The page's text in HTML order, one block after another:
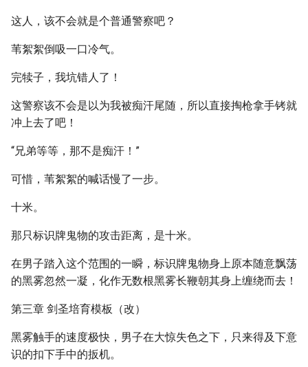
这人，该不会就是个普通警察吧？
苇絮絮倒吸一口冷气。
完犊子，我坑错人了！
这警察该不会是以为我被痴汗尾随，所以直接掏枪拿手铐就
冲上去了吧！
“兄弟等等，那不是痴汗！”
可惜，苇絮絮的喊话慢了一步。
十米。
那只标识牌鬼物的攻击距离，是十米。
在男子踏入这个范围的一瞬，标识牌鬼物身上原本随意飘荡
的黑雾忽然一凝，化作无数根黑雾长鞭朝其身上缠绕而去！
第三章 剑圣培育模板（改）
黑雾触手的速度极快，男子在大惊失色之下，只来得及下意
识的扣下手中的扳机。